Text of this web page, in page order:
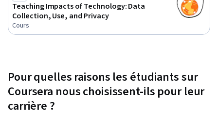
Teaching Impacts of Technology: Data
Collection, Use, and Privacy
Cours
Pour quelles raisons les étudiants sur
Coursera nous choisissent-ils pour leur
carrière ?